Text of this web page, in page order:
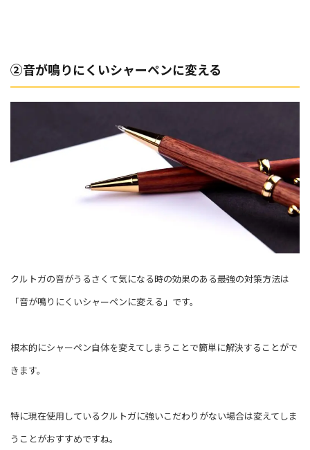
②音が鳴りにくいシャーペンに変える
クルトガの音がうるさくて気になる時の効果のある最強の対策方法は
「音が鳴りにくいシャーペンに変える」です。
根本的にシャーペン自体を変えてしまうことで簡単に解決することがで
きます。
特に現在使用しているクルトガに強いこだわりがない場合は変えてしま
うことがおすすめですね。